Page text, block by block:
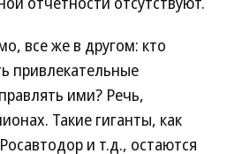
все же в другом: кто
привлекательные
ими? Речь,
Такие гиганты, как
и т.д., остаются